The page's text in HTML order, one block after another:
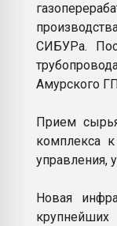
СИБУРа.
Амурского
Прием
комплекса
управления,
Новая